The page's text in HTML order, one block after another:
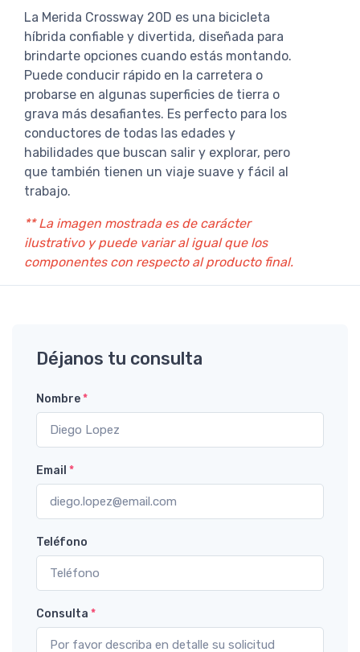
La Merida Crossway 20D es una bicicleta
híbrida confiable y divertida, diseñada para
brindarte opciones cuando estás montando.
Puede conducir rápido en la carretera o
probarse en algunas superficies de tierra o
grava más desafiantes. Es perfecto para los
conductores de todas las edades y
habilidades que buscan salir y explorar, pero
que también tienen un viaje suave y fácil al
trabajo.
** La imagen mostrada es de carácter
ilustrativo y puede variar al igual que los
componentes con respecto al producto final.
Déjanos tu consulta
Nombre*
Email *
Teléfono
Consulta *